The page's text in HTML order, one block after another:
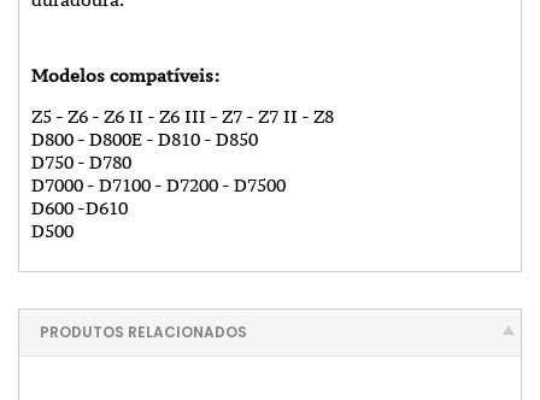
Modelos compatíveis:
Z5 - Z6 - Z6 II - Z6 III - Z7 - Z7 II - Z8
D800 - D800E - D810 - D850
D750 - D780
D7000 - D7100 - D7200 - D7500
D600 -D610
D500
PRODUTOS RELACIONADOS